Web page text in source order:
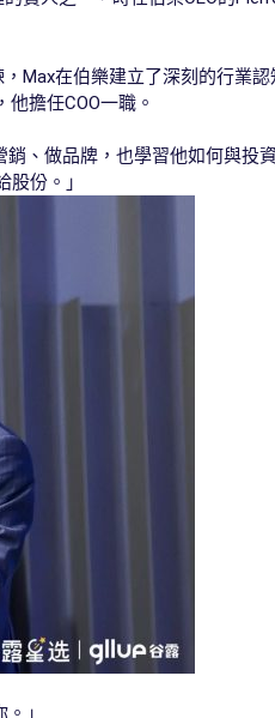
Max在伯樂建立了深刻的行業
擔任COO一職。
、做品牌，也學習他如何與投
份。」
」